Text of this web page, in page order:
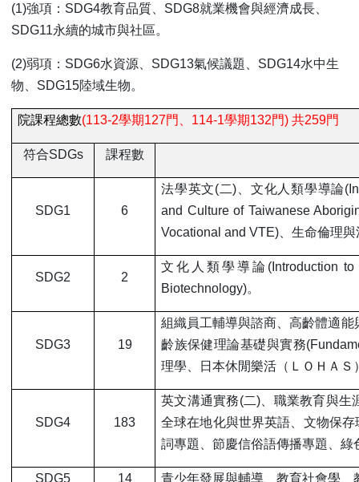
(1)強項：SDG4教育品質、SDG8就業機會與經濟成長、
SDG11永續的城市與社區。
(2)弱項：SDG6水資源、SDG13氣候議題、SDG14水中生
物、SDG15陸域生物。
院課程總數(113-2學期127門、114-1學期132門) 共259門
符合SDGs 課程數
SDG1 6
法學英文(二)、文化人類學導論
and Culture of Taiwanese
Vocational and VTE)、生命倫理
SDG2 2
文化人類學導論(Introduction
Biotechnology)。
SDG3 19
組織員工輔導與諮商、高齡體適
齡族保健理論基礎與實務
理學、日本休閒樂活（ＬＯＨＡ
SDG4 183
英文溝通實務(二)、職業教育與生
全球在地化與世界英語、文物保
詞專題、節慶信俗語傳播專題、
SDG5 14 青少年發展與輔導、教育社會學